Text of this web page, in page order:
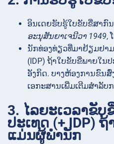
ອິນເດຍຮັບຮູ້ໃບຂັບຂີ່ສາກົນ
ອະນຸສັນຍາເຈນີວາ 1949,
ນັກທ່ອງທ່ຽວທີ່ມາຢ້ຽມຢາ
(IDP) ຖ້າໃບຂັບຂີ່ພາຍໃນ
ອັງກິດ. ບາງຫ້ອງການຂົນສົ່
ເອກະສານເພີ່ມເຕີມສຳລັບກ
3. ໄລຍະເວລາຂັ
ປະເທດ (+ IDP)
ແມ່ນຜູ້ພຳນັກ